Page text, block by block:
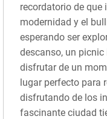
recordatorio de que
modernidad y el
esperando ser
descanso, un
disfrutar de un
lugar perfecto para
disfrutando de los
fascinante ciudad